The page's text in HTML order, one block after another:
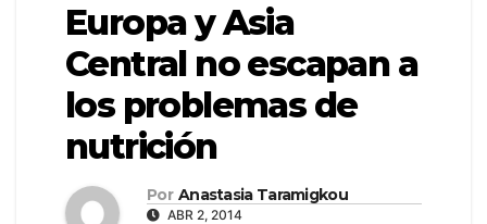
Europa y Asia
Central no escapan a
los problemas de
nutrición
Por Anastasia Taramigkou
ABR 2, 2014